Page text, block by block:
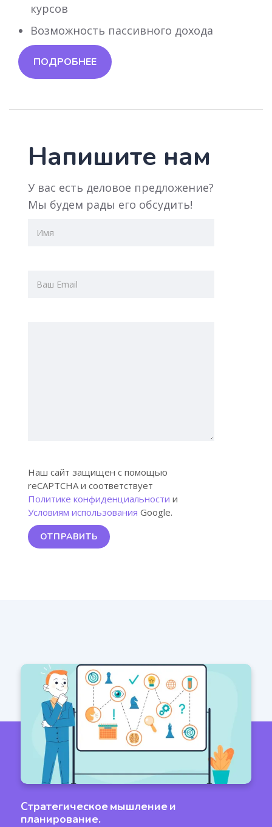
курсов
Возможность пассивного дохода
ПОДРОБНЕЕ
Напишите нам
У вас есть деловое предложение?
Мы будем рады его обсудить!
Наш сайт защищен с помощью
reCAPTCHA и соответствует
Политике конфиденциальности и
Условиям использования Google.
Стратегическое мышление и
планирование.